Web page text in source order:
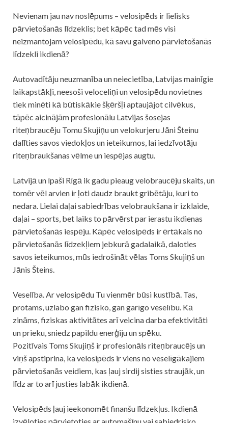
Nevienam jau nav noslēpums – velosipēds ir lielisks
pārvietošanās līdzeklis; bet kāpēc tad mēs visi
neizmantojam velosipēdu, kā savu galveno pārvietošanās
līdzekli ikdienā?
Autovadītāju neuzmanība un neiecietība, Latvijas mainīgie
laikapstākļi, neesoši veloceliņi un velosipēdu novietnes
tiek minēti kā būtiskākie šķēršļi aptaujājot cilvēkus,
tāpēc aicinājām profesionālu Latvijas šosejas
riteņbraucēju Tomu Skujiņu un velokurjeru Jāni Šteinu
dalīties savos viedokļos un ieteikumos, lai iedzīvotāju
riteņbraukšanas vēlme un iespējas augtu.
Latvijā un īpaši Rīgā ik gadu pieaug velobraucēju skaits, un
tomēr vēl arvien ir ļoti daudz braukt gribētāju, kuri to
nedara. Lielai daļai sabiedrības velobraukšana ir izklaide,
daļai – sports, bet laiks to pārvērst par ierastu ikdienas
pārvietošanās iespēju. Kāpēc velosipēds ir ērtākais no
pārvietošanās līdzekļiem jebkurā gadalaikā, daloties
savos ieteikumos, mūs iedrošināt vēlas Toms Skujiņš un
Jānis Šteins.
Veselība. Ar velosipēdu Tu vienmēr būsi kustībā. Tas,
protams, uzlabo gan fizisko, gan garīgo veselību. Kā
zināms, fiziskas aktivitātes arī veicina darba efektivitāti
un prieku, sniedz papildu enerģiju un spēku.
Pozitīvais Toms Skujiņš ir profesionāls riteņbraucējs un
viņš apstiprina, ka velosipēds ir viens no veselīgākajiem
pārvietošanās veidiem, kas ļauj sirdij sisties straujāk, un
līdz ar to arī justies labāk ikdienā.
Velosipēds ļauj ieekonomēt finanšu līdzekļus. Ikdienā